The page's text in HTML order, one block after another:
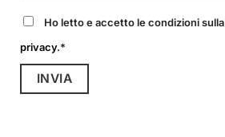
Ho letto e accetto le condizioni sulla
privacy.*